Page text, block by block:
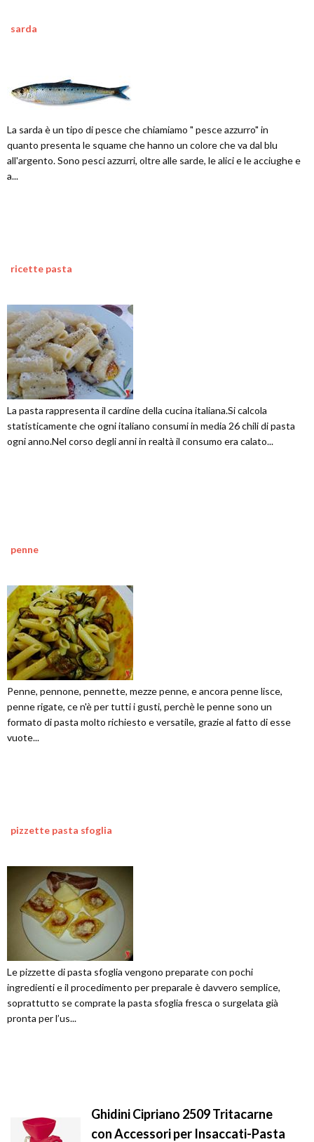
sarda
La sarda è un tipo di pesce che chiamiamo " pesce azzurro" in
quanto presenta le squame che hanno un colore che va dal blu
all'argento. Sono pesci azzurri, oltre alle sarde, le alici e le acciughe e
a...
ricette pasta
La pasta rappresenta il cardine della cucina italiana.Si calcola
statisticamente che ogni italiano consumi in media 26 chili di pasta
ogni anno.Nel corso degli anni in realtà il consumo era calato...
penne
Penne, pennone, pennette, mezze penne, e ancora penne lisce,
penne rigate, ce n'è per tutti i gusti, perchè le penne sono un
formato di pasta molto richiesto e versatile, grazie al fatto di esse
vuote...
pizzette pasta sfoglia
Le pizzette di pasta sfoglia vengono preparate con pochi
ingredienti e il procedimento per preparale è davvero semplice,
soprattutto se comprate la pasta sfoglia fresca o surgelata già
pronta per l’us...
Ghidini Cipriano 2509 Tritacarne
con Accessori per Insaccati-Pasta